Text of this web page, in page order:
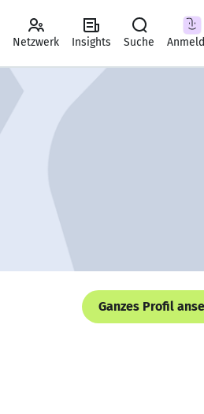
Netzwerk Insights Suche
Ganzes Profil